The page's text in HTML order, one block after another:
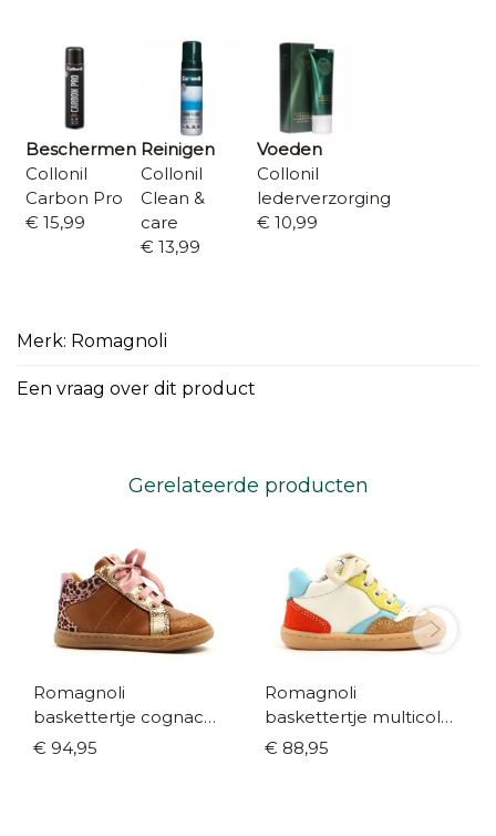
Beschermen
Collonil
Carbon Pro
€ 15,99
Reinigen
Collonil
Clean &
care
€ 13,99
Voeden
Collonil
lederverzorging
€ 10,99
Merk: Romagnoli
Een vraag over dit product
Gerelateerde producten
Romagnoli
baskettertje cognac
/leopard (maat 20-24)
€ 94,95
Romagnoli
baskettertje multicolor
(maat 19-22)
€ 88,95